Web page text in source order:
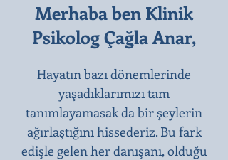
Merhaba ben Klinik
Psikolog Çağla Anar,
Hayatın bazı dönemlerinde
yaşadıklarımızı tam
tanımlayamasak da bir şeylerin
ağırlaştığını hissederiz. Bu fark
edişle gelen her danışanı, olduğu